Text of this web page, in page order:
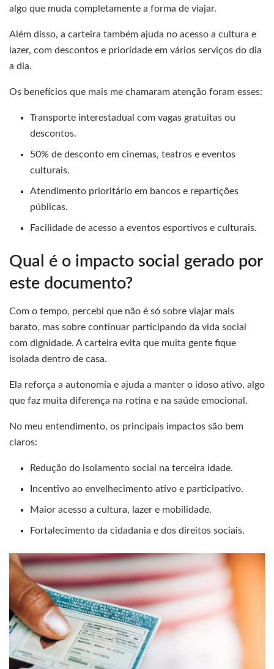
algo que muda completamente a forma de viajar.
Além disso, a carteira também ajuda no acesso a cultura e
lazer, com descontos e prioridade em vários serviços do dia
a dia.
Os benefícios que mais me chamaram atenção foram esses:
Transporte interestadual com vagas gratuitas ou
descontos.
50% de desconto em cinemas, teatros e eventos
culturais.
Atendimento prioritário em bancos e repartições
públicas.
Facilidade de acesso a eventos esportivos e culturais.
Qual é o impacto social gerado por
este documento?
Com o tempo, percebi que não é só sobre viajar mais
barato, mas sobre continuar participando da vida social
com dignidade. A carteira evita que muita gente fique
isolada dentro de casa.
Ela reforça a autonomia e ajuda a manter o idoso ativo, algo
que faz muita diferença na rotina e na saúde emocional.
No meu entendimento, os principais impactos são bem
claros:
Redução do isolamento social na terceira idade.
Incentivo ao envelhecimento ativo e participativo.
Maior acesso a cultura, lazer e mobilidade.
Fortalecimento da cidadania e dos direitos sociais.